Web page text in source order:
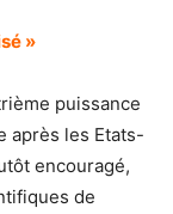
»
puissance
après les Etats-
encouragé,
de